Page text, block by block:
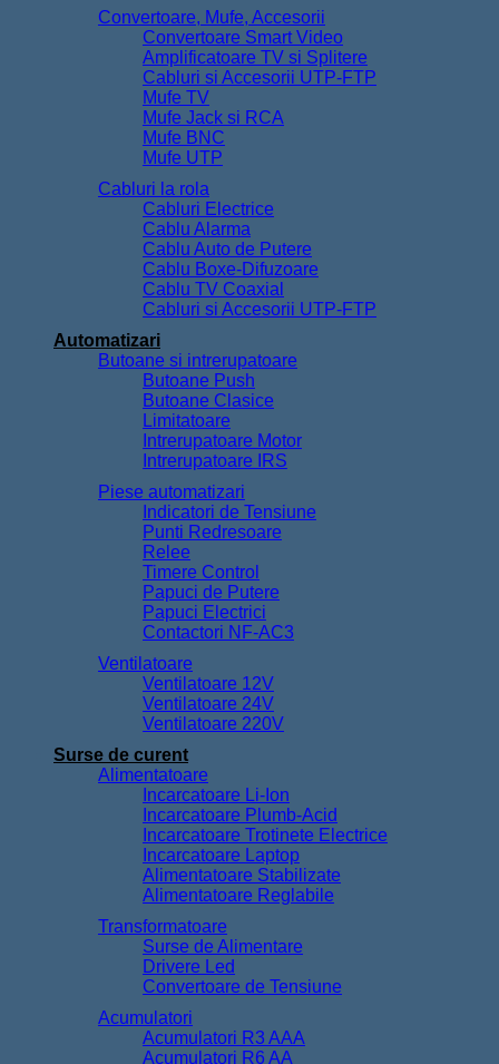
Convertoare, Mufe, Accesorii
Convertoare Smart Video
Amplificatoare TV si Splitere
Cabluri si Accesorii UTP-FTP
Mufe TV
Mufe Jack si RCA
Mufe BNC
Mufe UTP
Cabluri la rola
Cabluri Electrice
Cablu Alarma
Cablu Auto de Putere
Cablu Boxe-Difuzoare
Cablu TV Coaxial
Cabluri si Accesorii UTP-FTP
Automatizari
Butoane si intrerupatoare
Butoane Push
Butoane Clasice
Limitatoare
Intrerupatoare Motor
Intrerupatoare IRS
Piese automatizari
Indicatori de Tensiune
Punti Redresoare
Relee
Timere Control
Papuci de Putere
Papuci Electrici
Contactori NF-AC3
Ventilatoare
Ventilatoare 12V
Ventilatoare 24V
Ventilatoare 220V
Surse de curent
Alimentatoare
Incarcatoare Li-Ion
Incarcatoare Plumb-Acid
Incarcatoare Trotinete Electrice
Incarcatoare Laptop
Alimentatoare Stabilizate
Alimentatoare Reglabile
Transformatoare
Surse de Alimentare
Drivere Led
Convertoare de Tensiune
Acumulatori
Acumulatori R3 AAA
Acumulatori R6 AA